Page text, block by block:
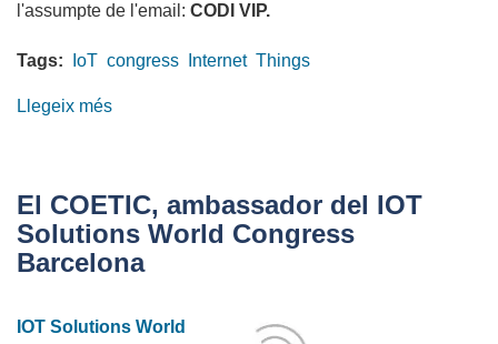
l'assumpte de l'email: CODI VIP.
Tags: IoT congress Internet Things
Llegeix més
a
la
zona
del
El COETIC, ambassador del IOT
Solutions World Congress
Barcelona
IOT Solutions World